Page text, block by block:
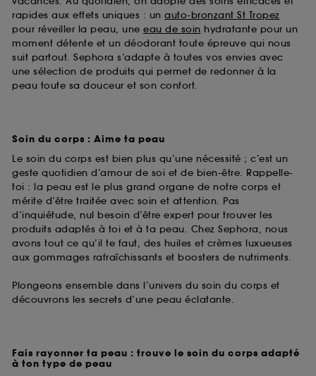
rapides aux effets uniques : un auto-bronzant St Tropez
pour réveiller la peau, une eau de soin hydratante pour un
moment détente et un déodorant toute épreuve qui nous
suit partout. Sephora s’adapte à toutes vos envies avec
une sélection de produits qui permet de redonner à la
peau toute sa douceur et son confort.
Soin du corps : Aime ta peau
Le soin du corps est bien plus qu’une nécessité ; c’est un
geste quotidien d’amour de soi et de bien-être. Rappelle-
toi : la peau est le plus grand organe de notre corps et
mérite d’être traitée avec soin et attention. Pas
d’inquiétude, nul besoin d’être expert pour trouver les
produits adaptés à toi et à ta peau. Chez Sephora, nous
avons tout ce qu’il te faut, des huiles et crèmes luxueuses
aux gommages rafraîchissants et boosters de nutriments.
Plongeons ensemble dans l’univers du soin du corps et
découvrons les secrets d’une peau éclatante.
Fais rayonner ta peau : trouve le soin du corps adapté
à ton type de peau